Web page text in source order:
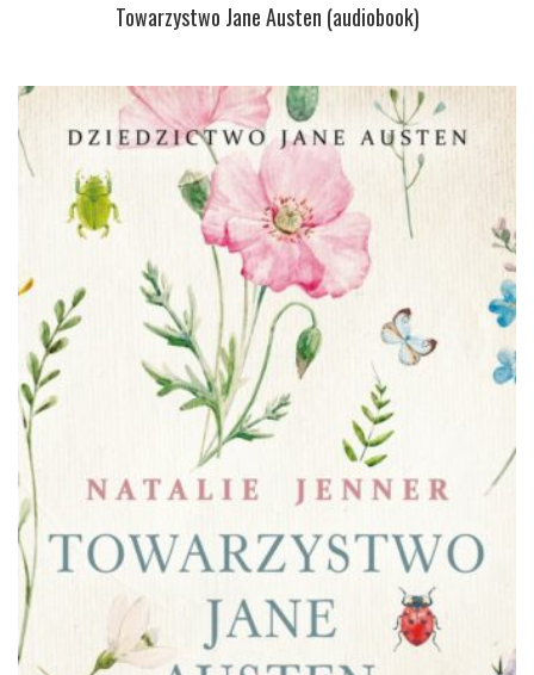
Towarzystwo Jane Austen (audiobook)